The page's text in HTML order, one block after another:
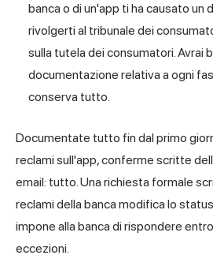
banca o di un'app ti ha causato un
rivolgerti al tribunale dei
sulla tutela dei consumatori. Avrai
documentazione relativa a ogni
conserva tutto.
Documentate tutto fin dal primo
reclami sull'app, conferme scritte
email: tutto. Una richiesta formale
reclami della banca modifica lo
impone alla banca di rispondere
eccezioni.